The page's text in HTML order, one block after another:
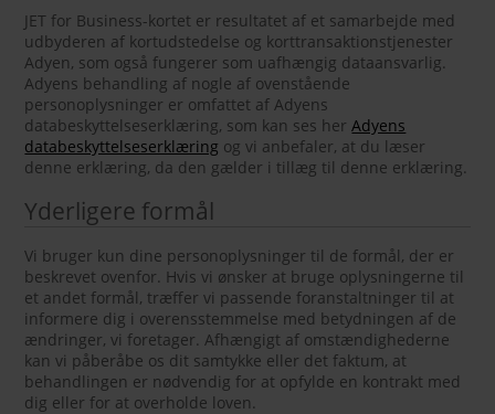
JET for Business-kortet er resultatet af et samarbejde med
udbyderen af kortudstedelse og korttransaktionstjenester
Adyen, som også fungerer som uafhængig dataansvarlig.
Adyens behandling af nogle af ovenstående
personoplysninger er omfattet af Adyens
databeskyttelseserklæring, som kan ses herAdyens
databeskyttelseserklæring og vi anbefaler, at du læser
denne erklæring, da den gælder i tillæg til denne erklæring.
Yderligere formål
Vi bruger kun dine personoplysninger til de formål, der er
beskrevet ovenfor. Hvis vi ønsker at bruge oplysningerne til
et andet formål, træffer vi passende foranstaltninger til at
informere dig i overensstemmelse med betydningen af de
ændringer, vi foretager. Afhængigt af omstændighederne
kan vi påberåbe os dit samtykke eller det faktum, at
behandlingen er nødvendig for at opfylde en kontrakt med
dig eller for at overholde loven.